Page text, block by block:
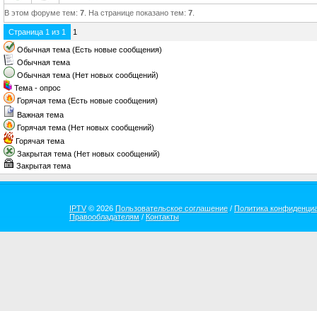
В этом форуме тем: 7 . На странице показано тем: 7
Страница 1 из 1 1
Обычная тема (Есть новые сообщения)
Обычная тема
Обычная тема (Нет новых сообщений)
Тема - опрос
Горячая тема (Есть новые сообщения)
Важная тема
Горячая тема (Нет новых сообщений)
Горячая тема
Закрытая тема (Нет новых сообщений)
Закрытая тема
IPTV© 2026 Пользовательское соглашение / Политика
Правообладателям / Контакты